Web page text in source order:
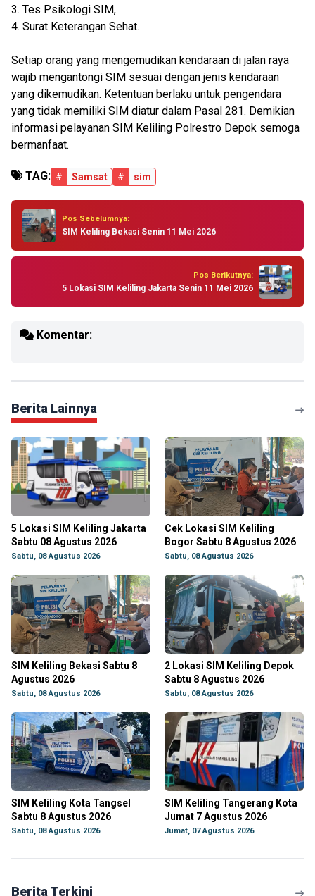
3. Tes Psikologi SIM,
4. Surat Keterangan Sehat.
Setiap orang yang mengemudikan kendaraan di jalan raya
wajib mengantongi SIM sesuai dengan jenis kendaraan
yang dikemudikan. Ketentuan berlaku untuk pengendara
yang tidak memiliki SIM diatur dalam Pasal 281. Demikian
informasi pelayanan SIM Keliling Polrestro Depok semoga
bermanfaat.
TAG: # Samsat # sim
Pos Sebelumnya:
SIM Keliling Bekasi Senin 11 Mei 2026
Pos Berikutnya:
5 Lokasi SIM Keliling Jakarta Senin 11 Mei 2026
Komentar:
Berita Lainnya
5 Lokasi SIM Keliling Jakarta
Sabtu 08 Agustus 2026
Sabtu, 08 Agustus 2026
Cek Lokasi SIM Keliling
Bogor Sabtu 8 Agustus 2026
Sabtu, 08 Agustus 2026
SIM Keliling Bekasi Sabtu 8
Agustus 2026
Sabtu, 08 Agustus 2026
2 Lokasi SIM Keliling Depok
Sabtu 8 Agustus 2026
Sabtu, 08 Agustus 2026
SIM Keliling Kota Tangsel
Sabtu 8 Agustus 2026
Sabtu, 08 Agustus 2026
SIM Keliling Tangerang Kota
Jumat 7 Agustus 2026
Jumat, 07 Agustus 2026
Berita Terkini